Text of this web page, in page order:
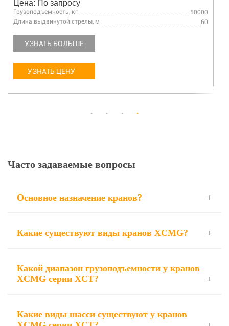
Цена: По запросу
Грузоподъемность, кг
50000
Длина выдвинутой стрелы, м
60
УЗНАТЬ БОЛЬШЕ
УЗНАТЬ ЦЕНУ
Часто задаваемые вопросы
Основное назначение кранов?
Какие существуют виды кранов XCMG?
Какой диапазон грузоподъемности у кранов
XCMG серии XCT?
Какие виды шасси существуют у кранов